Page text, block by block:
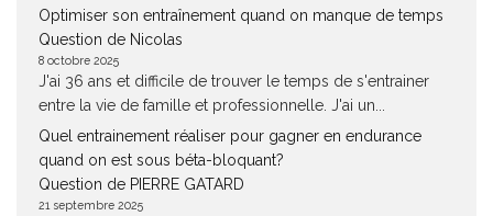
Optimiser son entraînement quand on manque de temps
Question de Nicolas
8 octobre 2025
J'ai 36 ans et difficile de trouver le temps de s'entrainer
entre la vie de famille et professionnelle. J'ai un...
Quel entrainement réaliser pour gagner en endurance
quand on est sous béta-bloquant?
Question de PIERRE GATARD
21 septembre 2025